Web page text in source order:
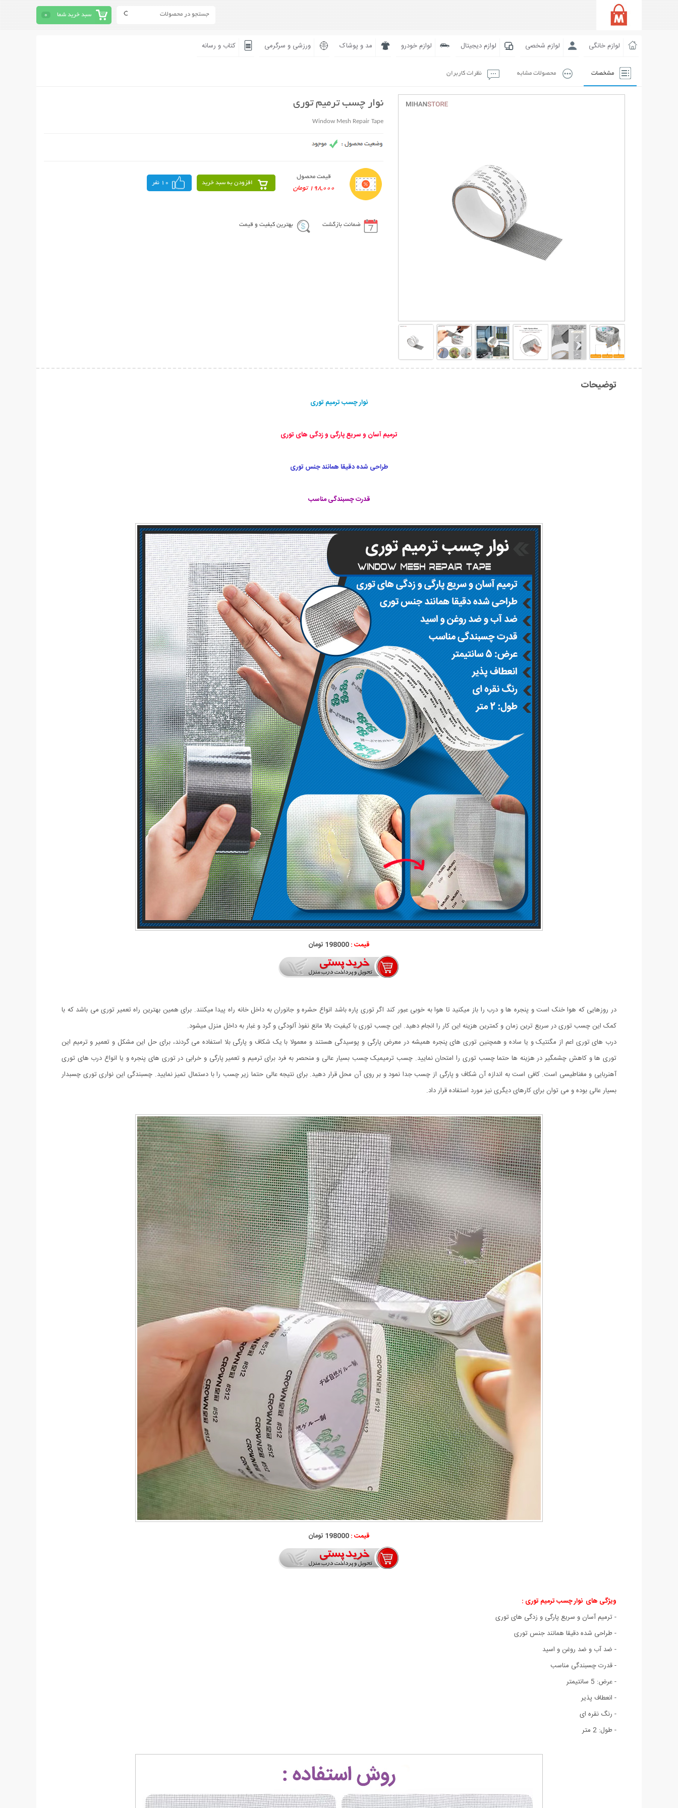
سبد خرید شما 0
لوازم خانگی لوازم شخصی لوازم دیجیتال لوازم خودرو مد و پوشاک ورزشی و سرگرمی کتاب و رسانه
مشخصات محصولات مشابه نظرات کاربران
نوار چسب ترمیم توری
Window Mesh Repair Tape
قیمت محصول
198,000 تومان
افزودن به سبد خرید 10 نفر
ضمانت بازگشت بهترین کیفیت و قیمت
توضیحات
نوار چسب ترمیم توری
ترمیم آسان و سریع پارگی و زدگی های توری
طراحی شده دقیقا همانند جنس توری
قدرت چسبندگی مناسب
قیمت :198000 تومان
در روزهایی که هوا خنک است و پنجره ها و درب را باز میکنید تا هوا به خوبی عبور کند اگر توری پاره باشد انواع حشره و جانوران به داخل خانه راه پیدا میکنند. برای همین بهترین راه تعمیر توری می باشد که با
کمک این چسب توری در سریع ترین زمان و کمترین هزینه این کار را انجام دهید. این چسب توری با کیفیت بالا مانع نفوذ آلودگی و گرد و غبار به داخل منزل میشود.
درب های توری اعم از مگنتیک و یا ساده و همچنین توری های پنجره همیشه در معرض پارگی و پوسیدگی هستند و معمولا با یک شکاف و پارگی بلا استفاده می گردند، برای حل این مشکل و تعمیر و ترمیم این
توری ها و کاهش چشمگیر در هزینه ها حتما چسب توری را امتحان نمایید. چسب ترمیمیک چسب بسیار عالی و منحصر به فرد برای ترمیم و تعمیر پارگی و خرابی در توری های پنجره و یا انواع درب های توری
آهنربایی و مغناطیسی است. کافی است به اندازه آن شکاف و پارگی از چسب جدا نمود و بر روی آن محل قرار دهید. برای نتیجه عالی حتما زیر چسب را با دستمال تمیز نمایید. چسبندگی این نواری توری چسبدار
بسیار عالی بوده و می توان برای کارهای دیگری نیز مورد استفاده قرار داد.
قیمت :198000 تومان
ویژگی های نوار چسب ترمیم توری :
- ترمیم آسان و سریع پارگی و زدگی های توری
- طراحی شده دقیقا همانند جنس توری
- ضد آب و ضد روغن و اسید
- قدرت چسبندگی مناسب
- عرض: 5 سانتیمتر
- انعطاف پذیر
- رنگ نقره ای
- طول: 2 متر